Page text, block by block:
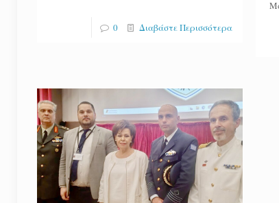
0 Διαβάστε Περισσότερα